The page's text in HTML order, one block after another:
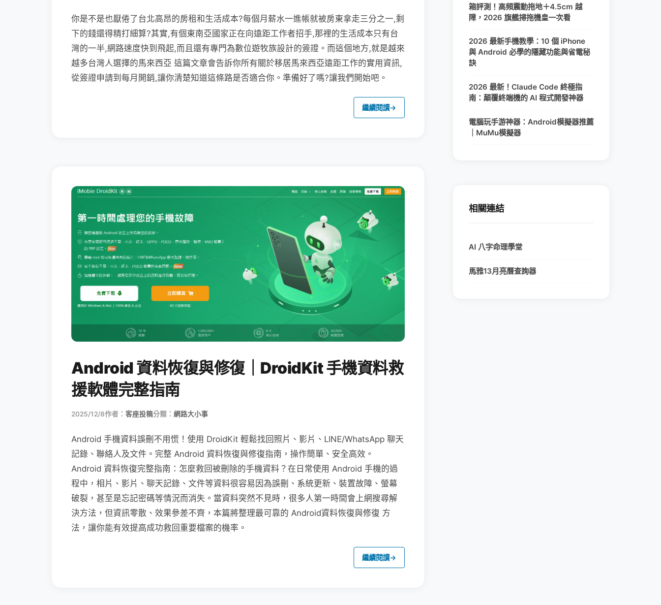
你是不是也厭倦了台北高昂的房租和生活成本?每個月薪水一進帳就被房東拿走三分之一,剩
下的錢還得精打細算?其實,有個東南亞國家正在向遠距工作者招手,那裡的生活成本只有台
灣的一半,網路速度快到飛起,而且還有專門為數位遊牧族設計的簽證。而這個地方,就是越來
越多台灣人選擇的馬來西亞 這篇文章會告訴你所有關於移居馬來西亞遠距工作的實用資訊,
從簽證申請到每月開銷,讓你清楚知道這條路是否適合你。準備好了嗎?讓我們開始吧。
繼續閱讀→
Android 資料恢復與修復｜DroidKit 手機資料救
援軟體完整指南
2025/12/8作者： 客座投稿分類： 網路大小事
Android 手機資料誤刪不用慌！使用 DroidKit 輕鬆找回照片、影片、LINE/WhatsApp 聊天
記錄、聯絡人及文件。完整 Android 資料恢復與修復指南，操作簡單、安全高效。
Android 資料恢復完整指南：怎麼救回被刪除的手機資料？在日常使用 Android 手機的過
程中，相片、影片、聊天記錄、文件等資料很容易因為誤刪、系統更新、裝置故障、螢幕
破裂，甚至是忘記密碼等情況而消失。當資料突然不見時，很多人第一時間會上網搜尋解
決方法，但資訊零散、效果參差不齊，本篇將整理最可靠的 Android資料恢復與修復 方
法，讓你能有效提高成功救回重要檔案的機率。
繼續閱讀→
箱評測！高頻震動拖地＋4.5cm 越
障，2026 旗艦掃拖機皇一次看
2026 最新手機教學：10 個 iPhone
與 Android 必學的隱藏功能與省電秘
訣
2026 最新！Claude Code 終極指
南：顛覆終端機的 AI 程式開發神器
電腦玩手游神器：Android模擬器推薦
｜MuMu模擬器
相關連結
AI 八字命理學堂
馬雅13月亮曆查詢器